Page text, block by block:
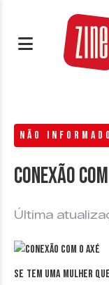
NÃO INFORMADO
Conexão
Última
Se tem uma mulher